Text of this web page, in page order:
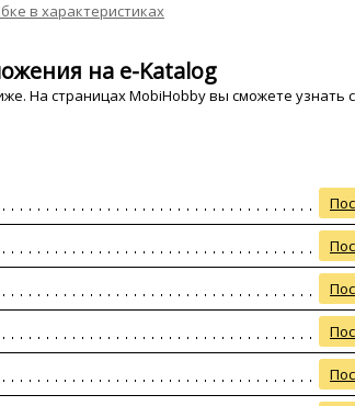
в характеристиках
на e-Katalog
На страницах MobiHobby вы сможете узнать